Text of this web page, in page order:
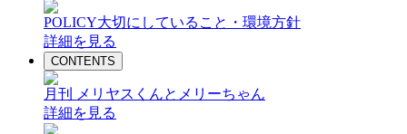
POLICY大切にしていること・環境方針
詳細を見る
CONTENTS
月刊 メリヤスくんとメリーちゃん
詳細を見る